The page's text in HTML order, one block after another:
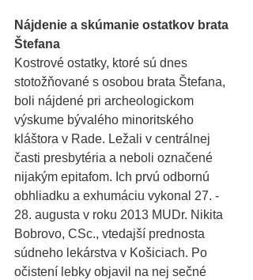
Nájdenie a skúmanie ostatkov brata
Štefana
Kostrové ostatky, ktoré sú dnes
stotožňované s osobou brata Štefana,
boli nájdené pri archeologickom
výskume bývalého minoritského
kláštora v Rade. Ležali v centrálnej
časti presbytéria a neboli označené
nijakým epitafom. Ich prvú odbornú
obhliadku a exhumáciu vykonal 27. -
28. augusta v roku 2013 MUDr. Nikita
Bobrovo, CSc., vtedajší prednosta
súdneho lekárstva v Košiciach. Po
očistení lebky objavil na nej sečné